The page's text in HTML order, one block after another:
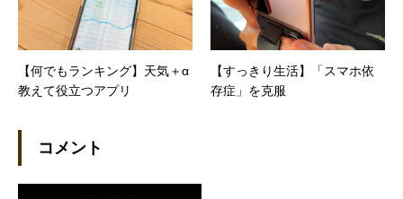
【何でもランキング】天気＋α
教えて役立つアプリ
【すっきり生活】「スマホ依
存症」を克服
コメント